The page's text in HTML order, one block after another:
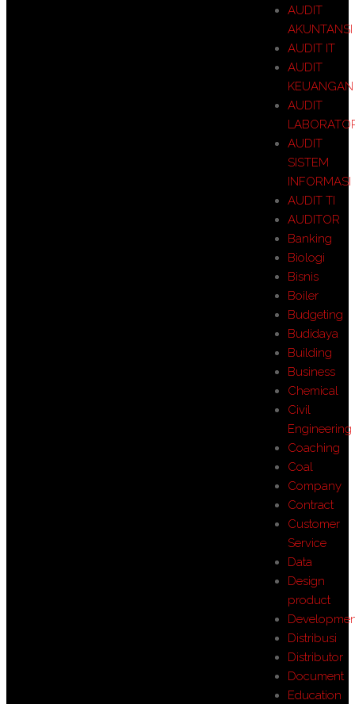
AUDIT
AKUNTANSI
AUDIT IT
AUDIT
KEUANGAN
AUDIT
AUDIT
SISTEM
INFORMASI
AUDIT TI
AUDITOR
Banking
Biologi
Bisnis
Boiler
Budgeting
Budidaya
Building
Business
Chemical
Civil
Engineering
Coaching
Coal
Company
Contract
Customer
Service
Data
Design
product
Distribusi
Distributor
Document
Education